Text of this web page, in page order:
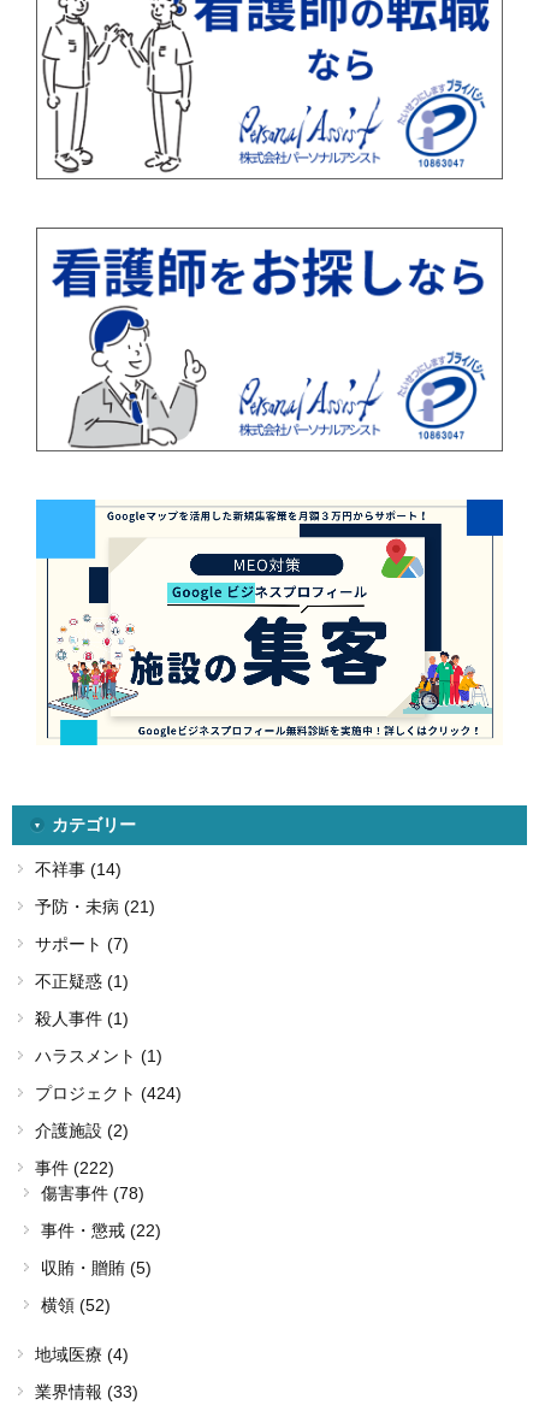
カテゴリー
不祥事 (14)
予防・未病 (21)
サポート (7)
不正疑惑 (1)
殺人事件 (1)
ハラスメント (1)
プロジェクト (424)
介護施設 (2)
事件 (222)
傷害事件 (78)
事件・懲戒 (22)
収賄・贈賄 (5)
横領 (52)
地域医療 (4)
業界情報 (33)